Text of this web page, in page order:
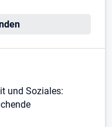
und Soziales: